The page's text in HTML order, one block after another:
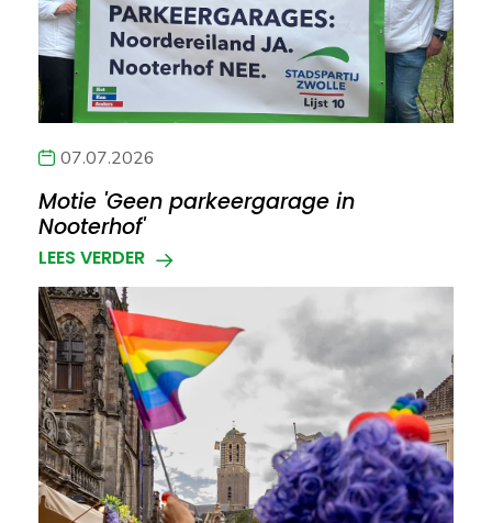
07.07.2026
Motie 'Geen parkeergarage in
Nooterhof'
LEES VERDER